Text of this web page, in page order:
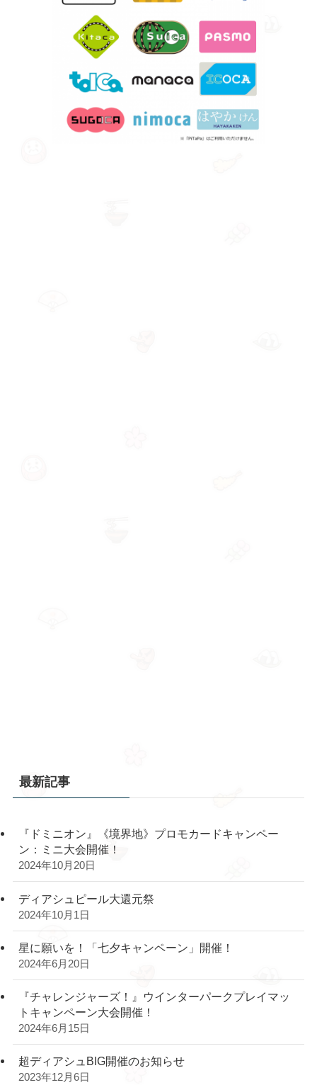
最新記事
『ドミニオン』《境界地》プロモカードキャンペー
ン：ミニ大会開催！
2024年10月20日
ディアシュピール大還元祭
2024年10月1日
星に願いを！「七夕キャンペーン」開催！
2024年6月20日
『チャレンジャーズ！』ウインターパークプレイマッ
トキャンペーン大会開催！
2024年6月15日
超ディアシュBIG開催のお知らせ
2023年12月6日